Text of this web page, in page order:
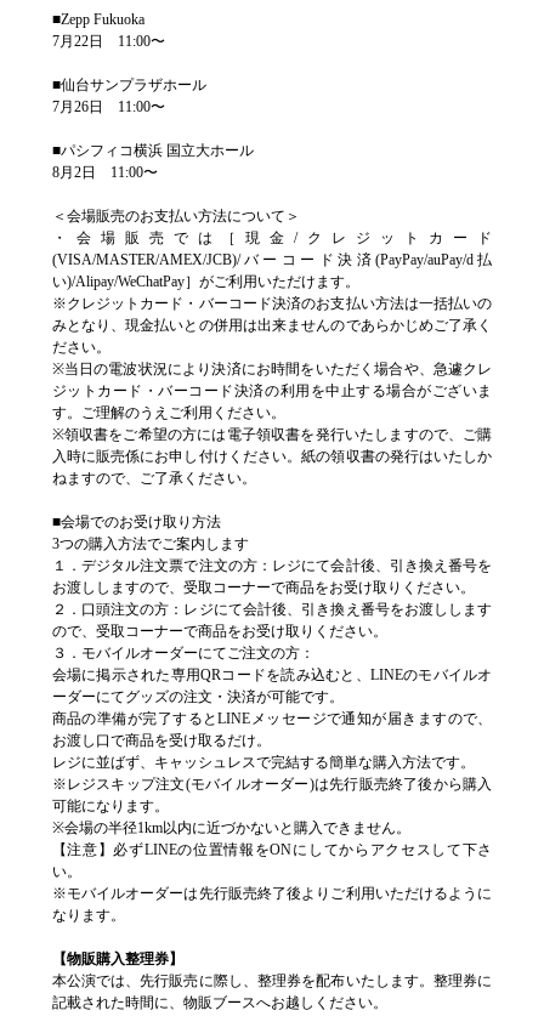
■Zepp Fukuoka
7月22日 11:00〜
■仙台サンプラザホール
7月26日 11:00〜
■パシフィコ横浜 国立大ホール
8月2日 11:00〜
＜会場販売のお支払い方法について＞
・会場販売では［現金/クレジットカード
(VISA/MASTER/AMEX/JCB)/バーコード決済(PayPay/auPay/d払
い)/Alipay/WeChatPay］がご利用いただけます。
※クレジットカード・バーコード決済のお支払い方法は一括払いの
みとなり、現金払いとの併用は出来ませんのであらかじめご了承く
ださい。
※当日の電波状況により決済にお時間をいただく場合や、急遽クレ
ジットカード・バーコード決済の利用を中止する場合がございま
す。ご理解のうえご利用ください。
※領収書をご希望の方には電子領収書を発行いたしますので、ご購
入時に販売係にお申し付けください。紙の領収書の発行はいたしか
ねますので、ご了承ください。
■会場でのお受け取り方法
3つの購入方法でご案内します
１．デジタル注文票で注文の方：レジにて会計後、引き換え番号を
お渡ししますので、受取コーナーで商品をお受け取りください。
２．口頭注文の方：レジにて会計後、引き換え番号をお渡しします
ので、受取コーナーで商品をお受け取りください。
３．モバイルオーダーにてご注文の方：
会場に掲示された専用QRコードを読み込むと、LINEのモバイルオ
ーダーにてグッズの注文・決済が可能です。
商品の準備が完了するとLINEメッセージで通知が届きますので、
お渡し口で商品を受け取るだけ。
レジに並ばず、キャッシュレスで完結する簡単な購入方法です。
※レジスキップ注文(モバイルオーダー)は先行販売終了後から購入
可能になります。
※会場の半径1km以内に近づかないと購入できません。
【注意】必ずLINEの位置情報をONにしてからアクセスして下さ
い。
※モバイルオーダーは先行販売終了後よりご利用いただけるように
なります。
【物販購入整理券】
本公演では、先行販売に際し、整理券を配布いたします。整理券に
記載された時間に、物販ブースへお越しください。